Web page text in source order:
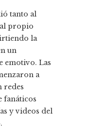
tanto al
propio
la
un
emotivo. Las
a
redes
fanáticos
y videos del